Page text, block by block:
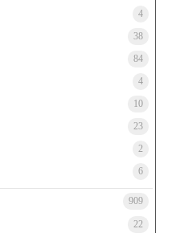
4
38
84
4
10
23
2
6
909
22